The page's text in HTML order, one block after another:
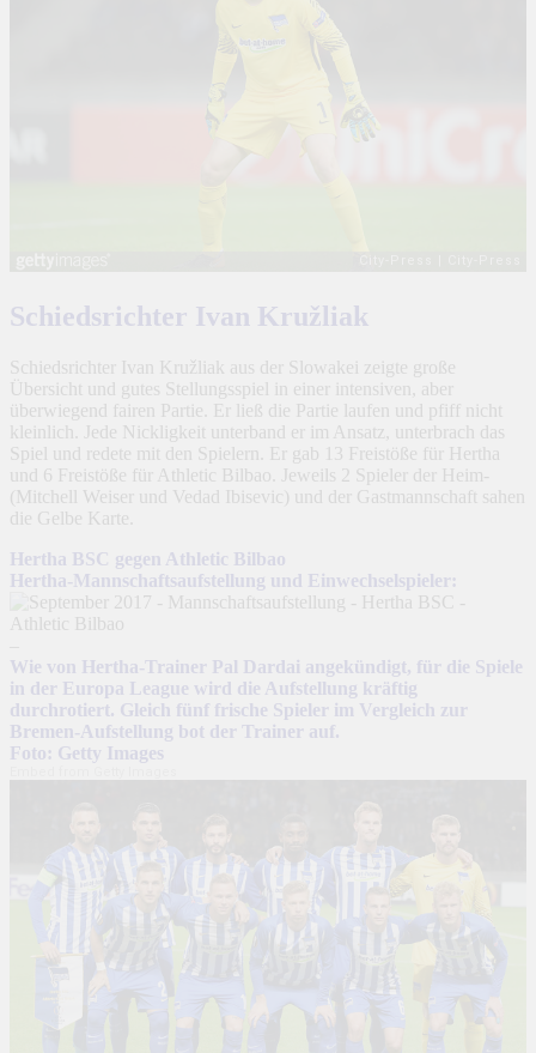
Schiedsrichter Ivan Kružliak
Schiedsrichter Ivan Kružliak aus der Slowakei zeigte große
Übersicht und gutes Stellungsspiel in einer intensiven, aber
überwiegend fairen Partie. Er ließ die Partie laufen und pfiff nicht
kleinlich. Jede Nickligkeit unterband er im Ansatz, unterbrach das
Spiel und redete mit den Spielern. Er gab 13 Freistöße für Hertha
und 6 Freistöße für Athletic Bilbao. Jeweils 2 Spieler der Heim-
(Mitchell Weiser und Vedad Ibisevic) und der Gastmannschaft sahen
die Gelbe Karte.
Hertha BSC gegen Athletic Bilbao
Hertha-Mannschaftsaufstellung und Einwechselspieler:
Wie von Hertha-Trainer Pal Dardai angekündigt, für die Spiele
in der Europa League wird die Aufstellung kräftig
durchrotiert. Gleich fünf frische Spieler im Vergleich zur
Bremen-Aufstellung bot der Trainer auf.
Foto: Getty Images